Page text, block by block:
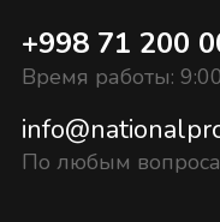
+998 71 200
Время работы:
По любым